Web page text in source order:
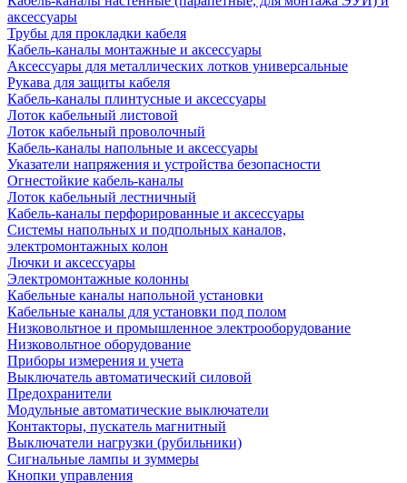
аксессуары
Трубы для прокладки кабеля
Кабель-каналы монтажные и аксессуары
Аксессуары для металлических лотков универсальные
Рукава для защиты кабеля
Кабель-каналы плинтусные и аксессуары
Лоток кабельный листовой
Лоток кабельный проволочный
Кабель-каналы напольные и аксессуары
Указатели напряжения и устройства безопасности
Огнестойкие кабель-каналы
Лоток кабельный лестничный
Кабель-каналы перфорированные и аксессуары
Системы напольных и подпольных каналов,
электромонтажных колон
Лючки и аксессуары
Электромонтажные колонны
Кабельные каналы напольной установки
Кабельные каналы для установки под полом
Низковольтное и промышленное электрооборудование
Низковольтное оборудование
Приборы измерения и учета
Выключатель автоматический силовой
Предохранители
Модульные автоматические выключатели
Контакторы, пускатель магнитный
Выключатели нагрузки (рубильники)
Сигнальные лампы и зуммеры
Кнопки управления